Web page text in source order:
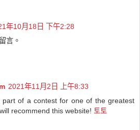
年10月18日 下午2:28
言。
2021年11月2日 上午8:33
of a contest for one of the greatest
recommend this website! 토토